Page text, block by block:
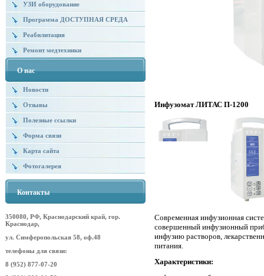
УЗИ оборудование
Программа ДОСТУПНАЯ СРЕДА
Реабилитация
Ремонт медтехники
О нас
Новости
Отзывы
Полезные ссылки
Форма связи
Карта сайта
Фотогалерея
Контакты
350080, РФ, Краснодарский край, гор.
Краснодар,
ул. Симферопольская 58, оф.48
телефоны для связи:
8 (952) 877-07-20
Инфузомат ЛИТАС П-1200
Современная инфузионная
совершенный инфузионный
инфузию растворов,
питания.
Характеристики: